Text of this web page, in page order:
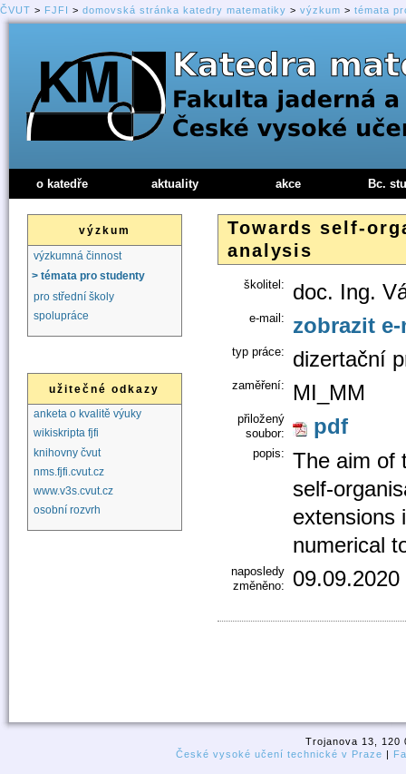
ČVUT > FJFI > domovská stránka katedry matematiky > výzkum > témata
Towards self-
analysis
školitel: doc. Ing.
e-mail: zobrazit
typ práce: dizertační
zaměření: MI_MM
přiložený
soubor:
pdf
popis:
The aim of
self-
extensions
numerical
naposledy
změněno:
o katedře aktuality akce Bc.
výzkum
výzkumná činnost
> témata pro studenty
pro střední školy
spolupráce
užitečné odkazy
anketa o kvalitě výuky
wikiskripta fjfi
knihovny čvut
nms.fjfi.cvut.cz
www.v3s.cvut.cz
osobní rozvrh
Trojanova 13, 120
České vysoké učení technické v Praze |